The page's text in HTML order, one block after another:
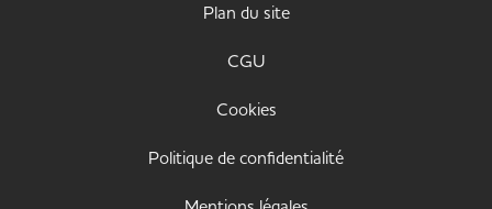
Plan du site
CGU
Cookies
Politique de confidentialité